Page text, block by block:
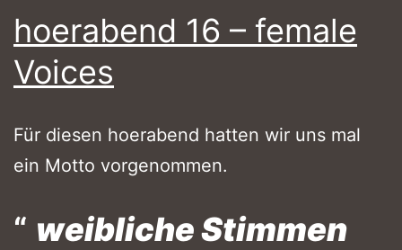
hoerabend 16 – female
Voices
Für diesen hoerabend hatten wir uns mal
ein Motto vorgenommen.
weibliche Stimmen